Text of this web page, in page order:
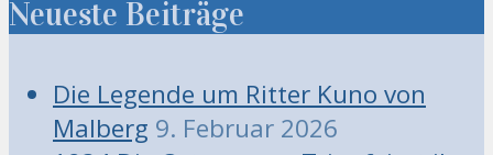
Neueste Beiträge
Die Legende um Ritter Kuno von
Malberg 9. Februar 2026